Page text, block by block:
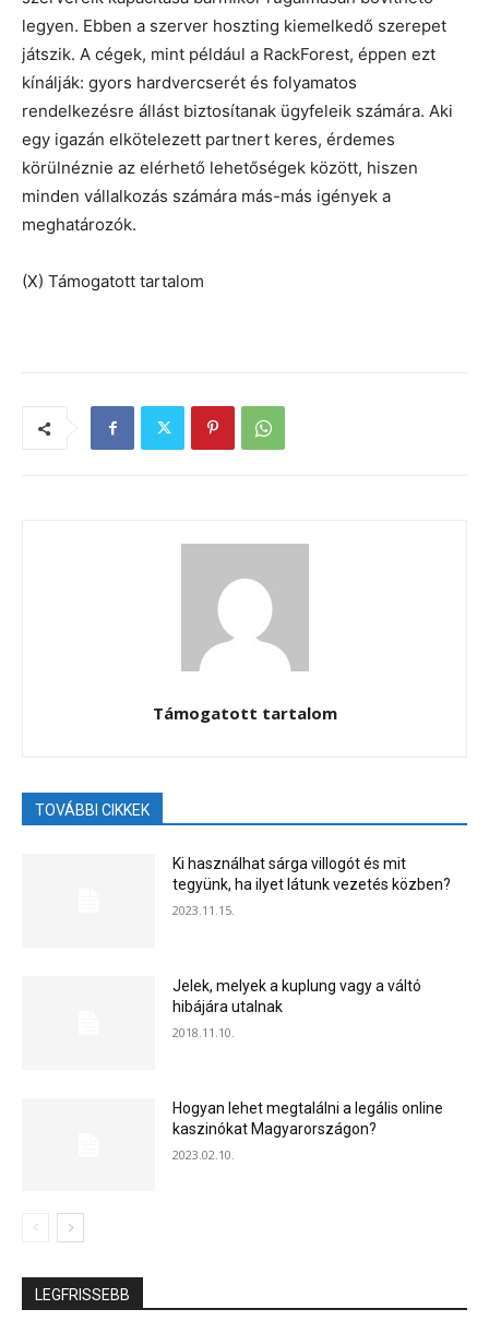
legyen. Ebben a szerver hoszting kiemelkedő szerepet
játszik. A cégek, mint például a RackForest, éppen ezt
kínálják: gyors hardvercserét és folyamatos
rendelkezésre állást biztosítanak ügyfeleik számára. Aki
egy igazán elkötelezett partnert keres, érdemes
körülnéznie az elérhető lehetőségek között, hiszen
minden vállalkozás számára más-más igények a
meghatározók.
(X) Támogatott tartalom
Támogatott tartalom
TOVÁBBI CIKKEK
Ki használhat sárga villogót és mit
tegyünk, ha ilyet látunk vezetés közben?
2023.11.15.
Jelek, melyek a kuplung vagy a váltó
hibájára utalnak
2018.11.10.
Hogyan lehet megtalálni a legális online
kaszinókat Magyarországon?
2023.02.10.
LEGFRISSEBB